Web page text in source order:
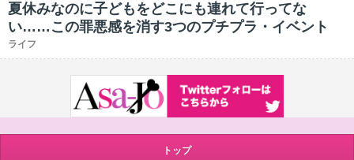
夏休みなのに子どもをどこにも連れて行ってな
い……この罪悪感を消す3つのプチプラ・イベント
ライフ
トップ